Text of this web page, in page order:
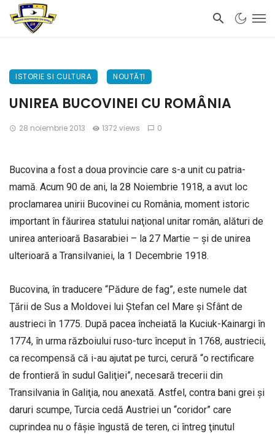
ISTORIE SI CULTURA NOUTĂȚI
UNIREA BUCOVINEI CU ROMÂNIA
28 noiembrie 2013 1372 views 0
Bucovina a fost a doua provincie care s-a unit cu patria-
mamă. Acum 90 de ani, la 28 Noiembrie 1918, a avut loc
proclamarea unirii Bucovinei cu România, moment istoric
important în făurirea statului naţional unitar român, alături de
unirea anterioară Basarabiei – la 27 Martie – şi de unirea
ulterioară a Transilvaniei, la 1 Decembrie 1918.
Bucovina, în traducere “Pădure de fag”, este numele dat
Ţării de Sus a Moldovei lui Ştefan cel Mare şi Sfânt de
austrieci în 1775. După pacea încheiată la Kuciuk-Kainargi în
1774, în urma războiului ruso-turc început în 1768, austriecii,
ca recompensă că i-au ajutat pe turci, cerură “o rectificare
de frontieră în sudul Galiţiei”, necesară trecerii din
Transilvania în Galiţia, nou anexată. Astfel, contra bani grei şi
daruri scumpe, Turcia cedă Austriei un “coridor” care
cuprindea nu o fâşie îngustă de teren, ci întreg ţinutul